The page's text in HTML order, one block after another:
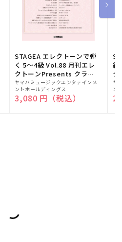
STAGEA エレクトーンで弾
く 5～4級 Vol.88 月刊エレ
クトーンPresents クラシ
ック名曲集
販
売
元:
ヤマハミュージックエンタテインメ
ントホールディングス
通常価格
3,080 円（税込）
級
ク
販
売
元:
ヤ
ン